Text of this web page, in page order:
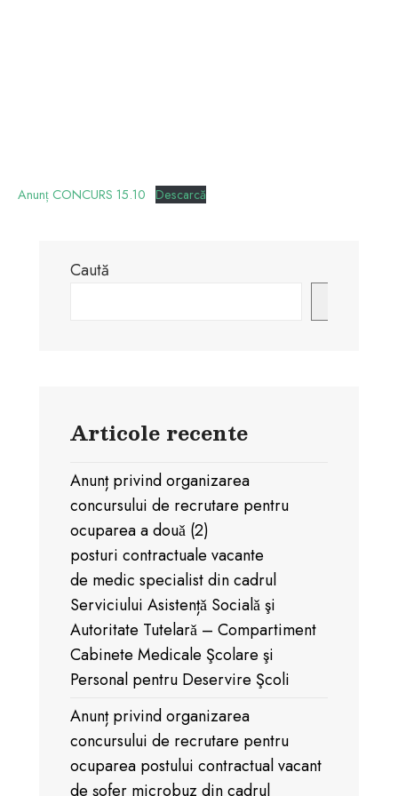
Anunț CONCURS 15.10 Descarcă
Caută
Articole recente
Anunț privind organizarea
concursului de recrutare pentru
ocuparea a douǎ (2)
posturi contractuale vacante
de medic specialist din cadrul
Serviciului Asistențǎ Socialǎ şi
Autoritate Tutelarǎ – Compartiment
Cabinete Medicale Şcolare şi
Personal pentru Deservire Şcoli
Anunț privind organizarea
concursului de recrutare pentru
ocuparea postului contractual vacant
de șofer microbuz din cadrul